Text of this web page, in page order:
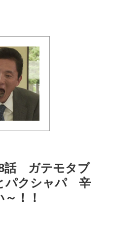
話 ガテモタブ
パクシャパ 辛
！！